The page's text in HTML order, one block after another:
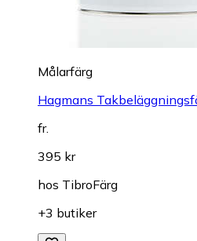
Målarfärg
Hagmans
fr.
395 kr
hos TibroFärg
+3 butiker